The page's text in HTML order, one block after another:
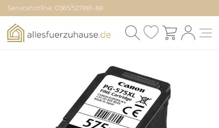
Servicehotline: 0365/527881-88